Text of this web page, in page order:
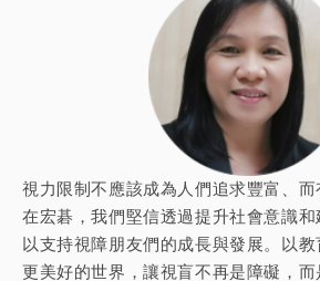
視力限制不應該成為人們追求豐富、而
在宏碁，我們堅信透過提升社會意識
以支持視障朋友們的成長與發展。以
更美好的世界，讓視盲不再是障礙，